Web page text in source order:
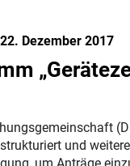
22. Dezember 2017
und
um Anträge